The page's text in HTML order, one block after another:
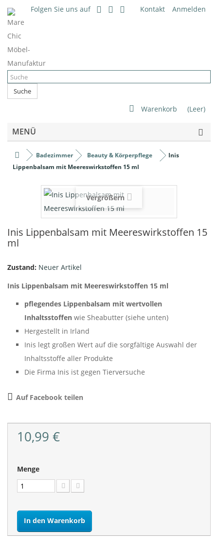
Anmelden
Kontakt
Folgen Sie uns auf
Suche
Warenkorb (Leer)
MENÜ
Badezimmer Beauty & Körperpflege
Inis
Lippenbalsam mit Meereswirkstoffen 15 ml
Vergrößern
Inis Lippenbalsam mit Meereswirkstoffen 15
ml
Zustand: Neuer Artikel
Inis Lippenbalsam mit Meereswirkstoffen 15 ml
pflegendes Lippenbalsam mit wertvollen
Inhaltsstoffen wie Sheabutter (siehe unten)
Hergestellt in Irland
Inis legt großen Wert auf die sorgfältige Auswahl der
Inhaltsstoffe aller Produkte
Die Firma Inis ist gegen Tierversuche
Auf Facebook teilen
10,99 €
Menge
In den Warenkorb